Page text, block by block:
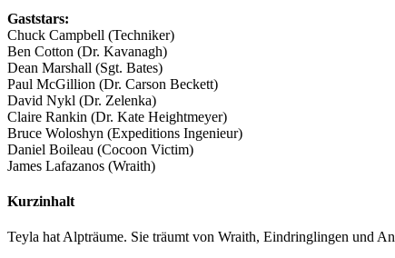
Gaststars:
Chuck Campbell (Techniker)
Ben Cotton (Dr. Kavanagh)
Dean Marshall (Sgt. Bates)
Paul McGillion (Dr. Carson Beckett)
David Nykl (Dr. Zelenka)
Claire Rankin (Dr. Kate Heightmeyer)
Bruce Woloshyn (Expeditions Ingenieur)
Daniel Boileau (Cocoon Victim)
James Lafazanos (Wraith)
Kurzinhalt
Teyla hat Alpträume. Sie träumt von Wraith, Eindringlingen und